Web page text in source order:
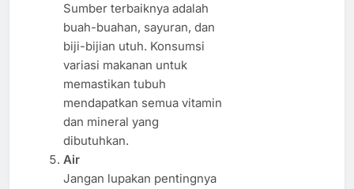
Sumber terbaiknya adalah
buah-buahan, sayuran, dan
biji-bijian utuh. Konsumsi
variasi makanan untuk
memastikan tubuh
mendapatkan semua vitamin
dan mineral yang
dibutuhkan.
Air
Jangan lupakan pentingnya